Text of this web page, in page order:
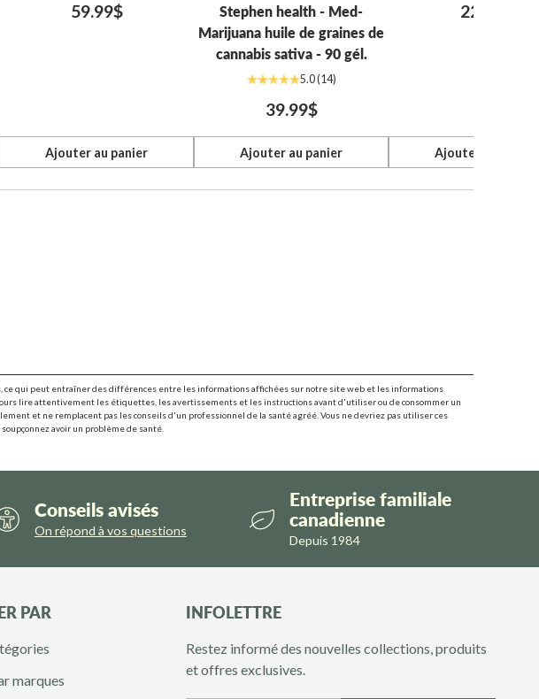
59.99$
Ajouter au panier
Stephen health - Med-
Marijuana huile de graines de
cannabis sativa - 90 gél.
5.0(14)
39.99$
Ajouter au panier
Quantité
22.99$
Ajouter au panier
Quantité
qui peut entraîner des différences entre les informations affichées sur notre site web et les informations
lire attentivement les étiquettes, les avertissements et les instructions avant d'utiliser ou de consommer un
et ne remplacent pas les conseils d'un professionnel de la santé agréé. Vous ne devriez pas utiliser ces
avoir un problème de santé.
Conseils avisés
On répond à vos questions
Entreprise familiale
canadienne
Depuis 1984
PAR
marques
INFOLETTRE
Restez informé des nouvelles collections, produits
et offres exclusives.